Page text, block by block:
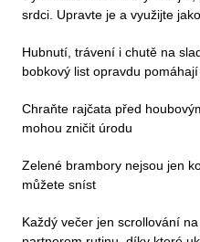
srdci. Upravte je a využijte
Hubnutí, trávení i chutě na
bobkový list opravdu
Chraňte rajčata před
mohou zničit úrodu
Zelené brambory nejsou jen
můžete sníst
Každý večer jen scrollování